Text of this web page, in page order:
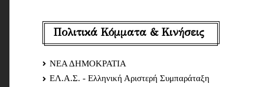
Πολιτικά Κόμματα & Κινήσεις
ΝΕΑ ΔΗΜΟΚΡΑΤΙΑ
ΕΛ.Α.Σ. - Ελληνική Αριστερή Συμπαράταξη